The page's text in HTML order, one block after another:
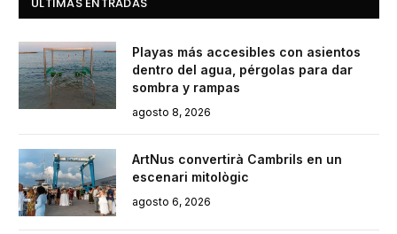
Playas más accesibles con asientos
dentro del agua, pérgolas para dar
sombra y rampas
agosto 8, 2026
ArtNus convertirà Cambrils en un
escenari mitològic
agosto 6, 2026